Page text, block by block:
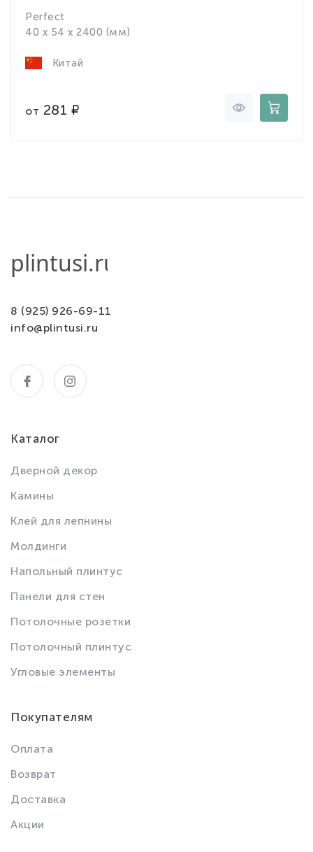
Perfect
40 x 54 x 2400 (мм)
Китай
от 281
8 (925) 926-69-11
info@plintusi.ru
Каталог
Дверной декор
Камины
Клей для лепнины
Молдинги
Напольный плинтус
Панели для стен
Потолочные розетки
Потолочный плинтус
Угловые элементы
Покупателям
Оплата
Возврат
Доставка
Акции